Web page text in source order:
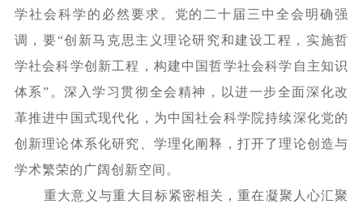
学社会科学的必然要求。党的二十届三中全会明确强
调，要“创新马克思主义理论研究和建设工程，实施哲
学社会科学创新工程，构建中国哲学社会科学自主知识
体系”。深入学习贯彻全会精神，以进一步全面深化改
革推进中国式现代化，为中国社会科学院持续深化党的
创新理论体系化研究、学理化阐释，打开了理论创造与
学术繁荣的广阔创新空间。
重大意义与重大目标紧密相关，重在凝聚人心汇聚